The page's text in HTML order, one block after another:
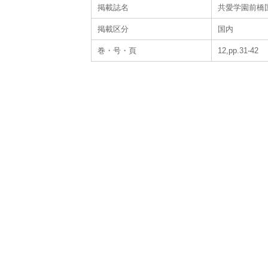
掲載誌名 共愛学園前橋
掲載区分 国内
巻・号・頁 12,pp.31-42